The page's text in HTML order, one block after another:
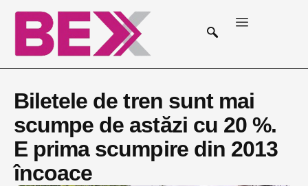
Biletele de tren sunt mai
scumpe de astăzi cu 20 %.
E prima scumpire din 2013
încoace